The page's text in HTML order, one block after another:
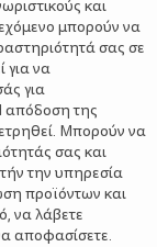
και
μπορούν να
σας σε
για να
για
απόδοση της
Μπορούν να
σας και
την υπηρεσία
προϊόντων και
να λάβετε
αποφασίσετε.